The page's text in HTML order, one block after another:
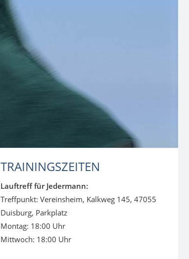
TRAININGSZEITEN
Lauftreff für Jedermann:
Treffpunkt: Vereinsheim, Kalkweg 145, 47055
Duisburg, Parkplatz
Montag: 18:00 Uhr
Mittwoch: 18:00 Uhr